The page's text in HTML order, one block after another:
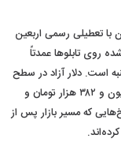
امروز سه‌شنبه ۱۳ مرداد ۱۴۰۵ هم‌زمان با تعطیلی رسمی اربعین
روی تابلوها عمدتاً
است. دلار آزاد در سطح
۱۹۲ هزار و ۸۸۰ تومان، طلای ۱۸ عیار در محدوده ۱۸ میلیون و ۳۸۲ هزار تومان و
نرخ‌هایی که مسیر بازار پس از